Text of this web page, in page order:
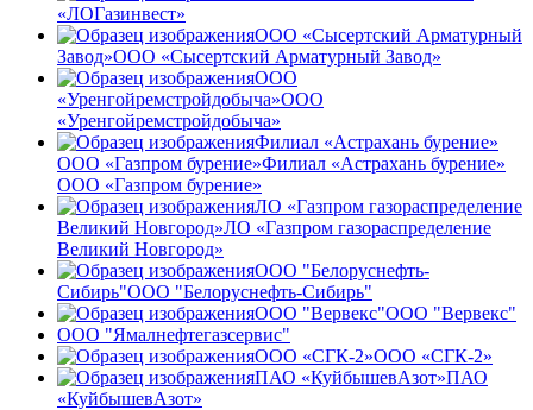
«ЛОГазинвест»
ООО «Сысертский Арматурный
Завод»ООО «Сысертский Арматурный Завод»
ООО
«Уренгойремстройдобыча»ООО
«Уренгойремстройдобыча»
Филиал «Астрахань бурение»
ООО «Газпром бурение»Филиал «Астрахань бурение»
ООО «Газпром бурение»
ЛО «Газпром газораспределение
Великий Новгород»ЛО «Газпром газораспределение
Великий Новгород»
ООО "Белоруснефть-
Сибирь"ООО "Белоруснефть-Сибирь"
ООО "Вервекс"ООО "Вервекс"
ООО "Ямалнефтегазсервис"
ООО «СГК-2»ООО «СГК-2»
ПАО «КуйбышевАзот»ПАО
«КуйбышевАзот»